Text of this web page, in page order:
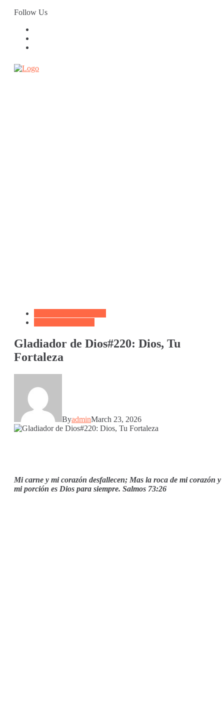
Skip
Follow Us
Gladiador de Dios#220: Dios, Tu
Fortaleza
ByadminMarch 23, 2026
Mi carne y mi corazón desfallecen; Mas la roca de mi corazón y
mi porción es Dios para siempre. Salmos 73:26